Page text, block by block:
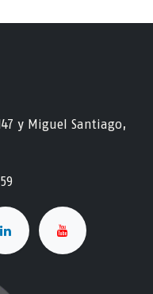
y Miguel Santiago,